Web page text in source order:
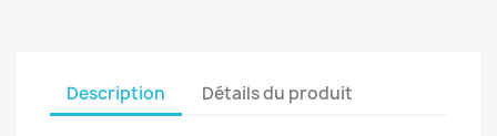
Description Détails du produit